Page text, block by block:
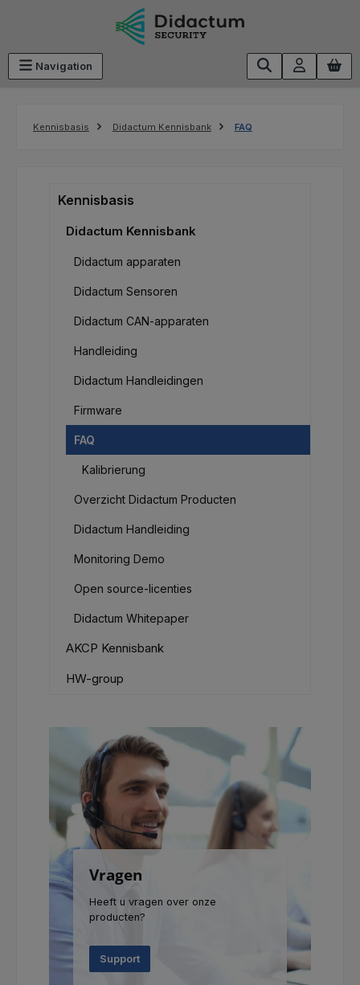
Navigation
Kennisbasis Didactum Kennisbank FAQ
Kennisbasis
Didactum Kennisbank
Didactum apparaten
Didactum Sensoren
Didactum CAN-apparaten
Handleiding
Didactum Handleidingen
Firmware
FAQ
Kalibrierung
Overzicht Didactum Producten
Didactum Handleiding
Monitoring Demo
Open source-licenties
Didactum Whitepaper
AKCP Kennisbank
HW-group
Vragen
Heeft u vragen over onze
producten?
Support